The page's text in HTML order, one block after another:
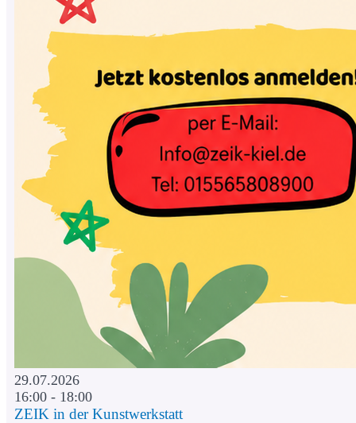
29.07.2026
16:00 - 18:00
ZEIK in der Kunstwerkstatt